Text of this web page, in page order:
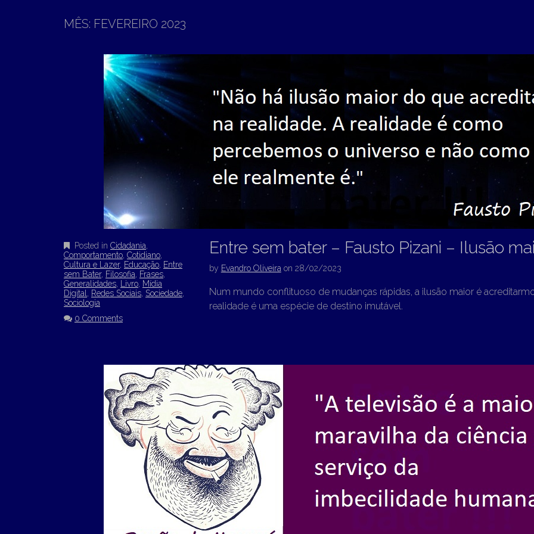
N
M
O
CMÊS: FEVEREIRO 2023
Posted in Cidadania
Comportamento Cotidiano
Cultura e Lazer, Educação Entre
sem Bater, Filosofia Frases
Generalidades
Livro Mídia
Digital
Redes Sociais Sociedade
Sociologia
0 Comments
Entre sem bater – Fausto Pizani – Ilusão
by Evandro Oliveira on 28/02/2023
Num mundo conflituoso de mudanças rápidas, a ilusão maior é
realidade é uma espécie de destino imutável.